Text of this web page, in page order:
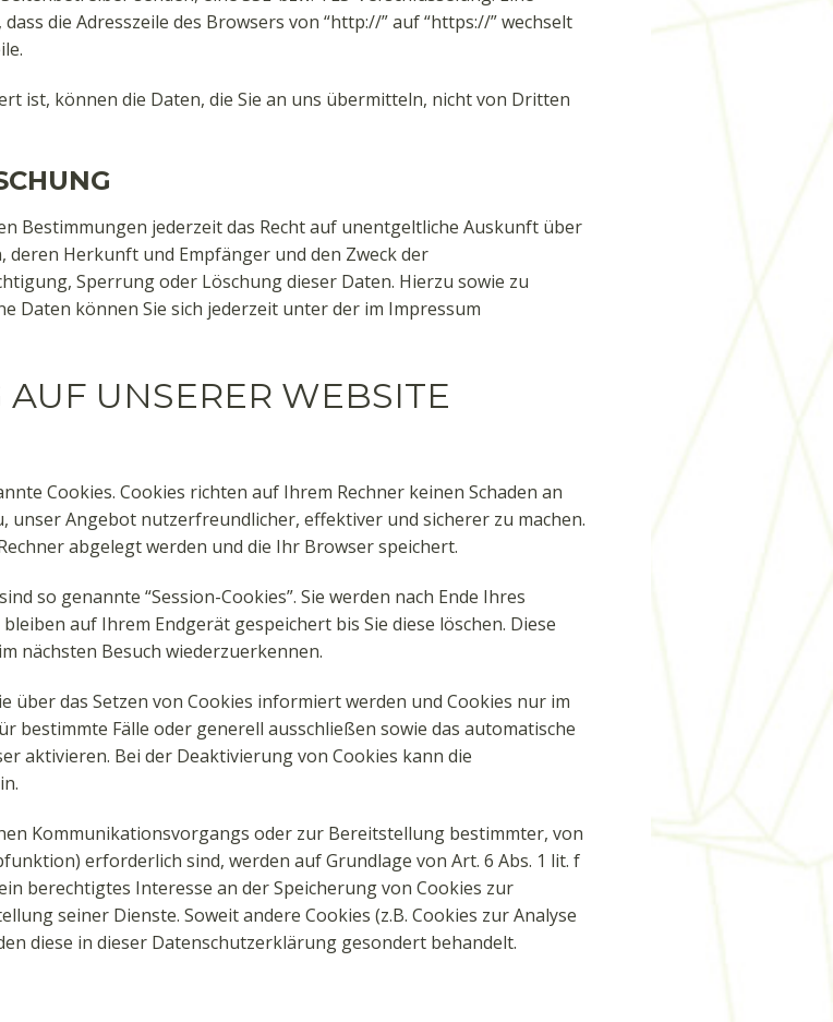
die Adresszeile des Browsers von “http://” auf “https://” wechselt
ist, können die Daten, die Sie an uns übermitteln, nicht von Dritten
Bestimmungen jederzeit das Recht auf unentgeltliche Auskunft über
Herkunft und Empfänger und den Zweck der
Sperrung oder Löschung dieser Daten. Hierzu sowie zu
Daten können Sie sich jederzeit unter der im Impressum
UNSERER WEBSITE
Cookies. Cookies richten auf Ihrem Rechner keinen Schaden an
unser Angebot nutzerfreundlicher, effektiver und sicherer zu machen.
abgelegt werden und die Ihr Browser speichert.
so genannte “Session-Cookies”. Sie werden nach Ende Ihres
auf Ihrem Endgerät gespeichert bis Sie diese löschen. Diese
nächsten Besuch wiederzuerkennen.
über das Setzen von Cookies informiert werden und Cookies nur im
bestimmte Fälle oder generell ausschließen sowie das automatische
aktivieren. Bei der Deaktivierung von Cookies kann die
Kommunikationsvorgangs oder zur Bereitstellung bestimmter, von
erforderlich sind, werden auf Grundlage von Art. 6 Abs. 1 lit. f
berechtigtes Interesse an der Speicherung von Cookies zur
seiner Dienste. Soweit andere Cookies (z.B. Cookies zur Analyse
diese in dieser Datenschutzerklärung gesondert behandelt.